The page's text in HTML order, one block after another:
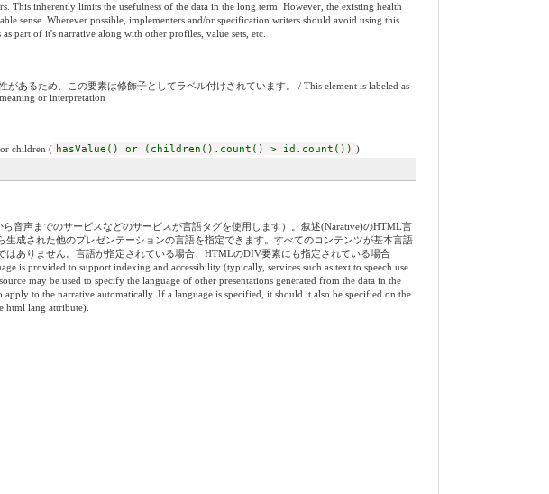
This inherently limits the usefulness of the data in the long term. However, the existing health
sense. Wherever possible, implementers and/or specification writers should avoid using this
part of it's narrative along with other profiles, value sets, etc.
あるため、この要素は修飾子としてラベル付けされています。 / This element is labeled as
or interpretation
children ( hasValue() or (children().count() > id.count()) )
音声までのサービスなどのサービスが言語タグを使用します）。叙述(Narative)のHTML言
成された他のプレゼンテーションの言語を指定できます。すべてのコンテンツが基本言語
ありません。言語が指定されている場合、HTMLのDIV要素にも指定されている場合
provided to support indexing and accessibility (typically, services such as text to speech use
may be used to specify the language of other presentations generated from the data in the
to the narrative automatically. If a language is specified, it should it also be specified on the
html lang attribute).